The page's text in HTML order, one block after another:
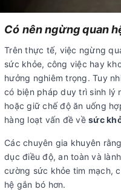
Có nên ngừng quan
Trên thực tế, việc ngừng
sức khỏe, công việc hay
hưởng nghiêm trọng. Tuy
có biện pháp duy trì sinh lý
hoặc giữ chế độ ăn uống
hàng loạt vấn đề về sức
Các chuyên gia khuyên
dục điều độ, an toàn và
cường sức khỏe tim mạch,
hệ gắn bó hơn.